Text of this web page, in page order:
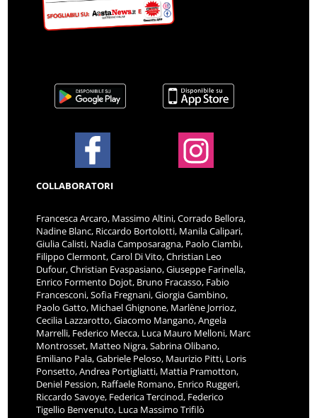
COLLABORATORI
Francesca Arcaro, Massimo Altini, Corrado Bellora,
Nadine Blanc, Riccardo Bortolotti, Manila Calipari,
Giulia Calisti, Nadia Camposaragna, Paolo Ciambi,
Filippo Clermont, Carol Di Vito, Christian Leo
Dufour, Christian Evaspasiano, Giuseppe Farinella,
Enrico Formento Dojot, Bruno Fracasso, Fabio
Francesconi, Sofia Fregnani, Giorgia Gambino,
Paolo Gatto, Michael Ghignone, Marlène Jorrioz,
Cecilia Lazzarotto, Giacomo Mangano, Angela
Marrelli, Federico Mecca, Luca Mauro Melloni, Marc
Montrosset, Matteo Nigra, Sabrina Olibano,
Emiliano Pala, Gabriele Peloso, Maurizio Pitti, Loris
Ponsetto, Andrea Portigliatti, Mattia Pramotton,
Deniel Pession, Raffaele Romano, Enrico Ruggeri,
Riccardo Savoye, Federica Tercinod, Federico
Tigellio Benvenuto, Luca Massimo Trifilò